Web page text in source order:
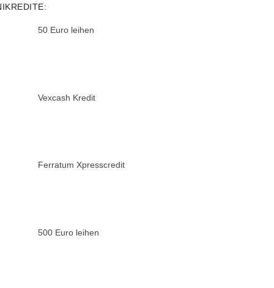
50 Euro leihen
Vexcash Kredit
Ferratum Xpresscredit
500 Euro leihen